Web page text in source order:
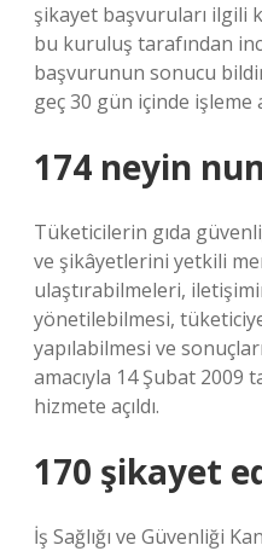
şikayet başvuruları ilgili
bu kuruluş tarafından
başvurunun sonucu
geç 30 gün içinde işleme
174 neyin
Tüketicilerin gıda
ve şikâyetlerini yetkili
ulaştırabilmeleri,
yönetilebilmesi,
yapılabilmesi ve
amacıyla 14 Şubat 2009
hizmete açıldı.
170 şikayet
İş Sağlığı ve Güvenliği